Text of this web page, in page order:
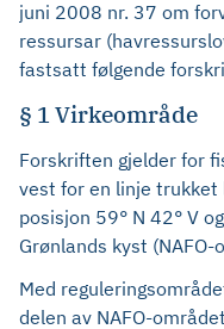
juni 2008 nr. 37 om
ressursar
fastsatt følgende
§ 1 Virkeområde
Forskriften gjelder for
vest for en linje trukket
posisjon 59° N 42° V
Grønlands kyst (NAFO-
Med
delen av NAFO-